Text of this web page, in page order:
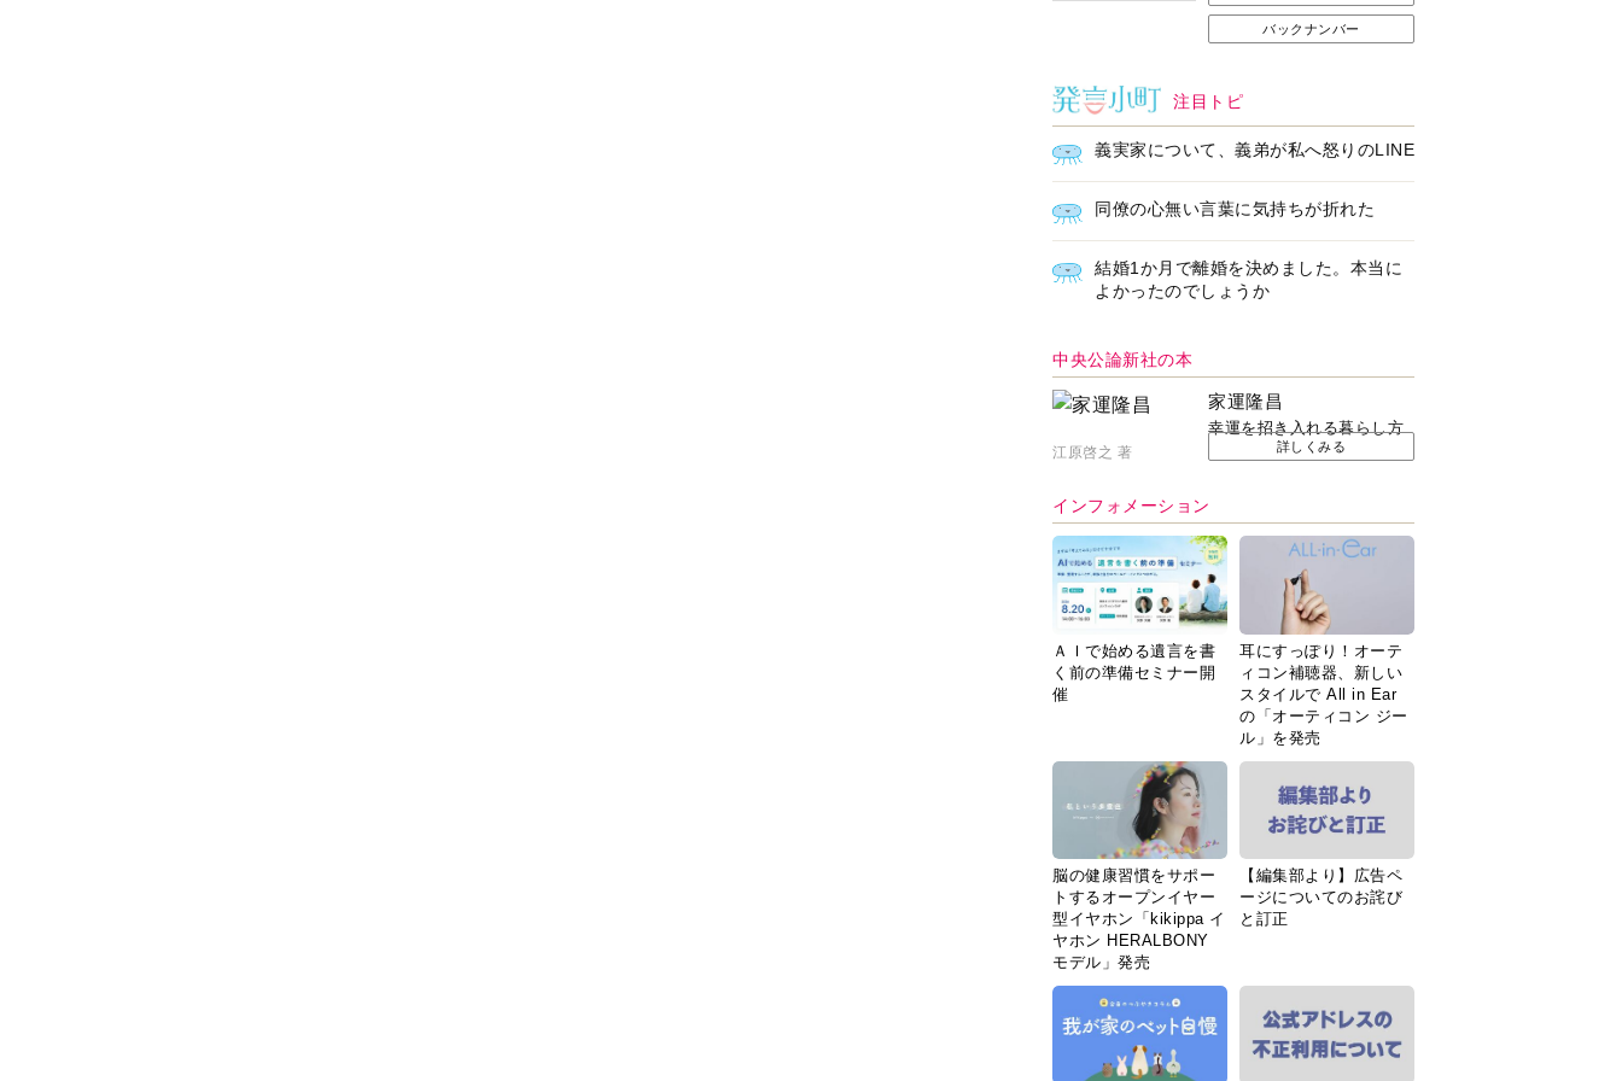
バックナンバー
注目トピ
義実家について、義弟が私へ怒りのLINE
同僚の心無い言葉に気持ちが折れた
結婚1か月で離婚を決めました。本当に
よかったのでしょうか
中央公論新社の本
家運隆昌
幸運を招き入れる暮らし方
江原啓之 著 詳しくみる
インフォメーション
ＡＩで始める遺言を書
く前の準備セミナー開
催
耳にすっぽり！オーテ
ィコン補聴器、新しい
スタイルで All in Ear
の「オーティコン ジー
ル」を発売
脳の健康習慣をサポー
トするオープンイヤー
型イヤホン「kikippa イ
ヤホン HERALBONY
モデル」発売
【編集部より】広告ペ
ージについてのお詫び
と訂正